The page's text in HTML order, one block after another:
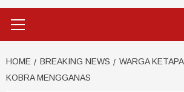
HOME BREAKING NEWS
WARGA
KOBRA MENGGANAS